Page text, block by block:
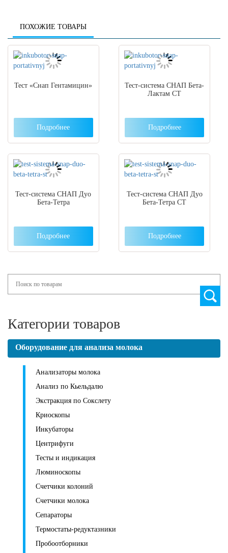
ПОХОЖИЕ ТОВАРЫ
Тест «Снап Гентамицин»
Подробнее
Тест-система СНАП Бета-
Лактам СТ
Подробнее
Тест-система СНАП Дуо
Бета-Тетра
Подробнее
Тест-система СНАП Дуо
Бета-Тетра СТ
Подробнее
Категории товаров
Оборудование для анализа молока
Анализаторы молока
Анализ по Кьельдалю
Экстракция по Сокслету
Криоскопы
Инкубаторы
Центрифуги
Тесты и индикация
Люминоскопы
Счетчики колоний
Счетчики молока
Сепараторы
Термостаты-редуктазники
Пробоотборники